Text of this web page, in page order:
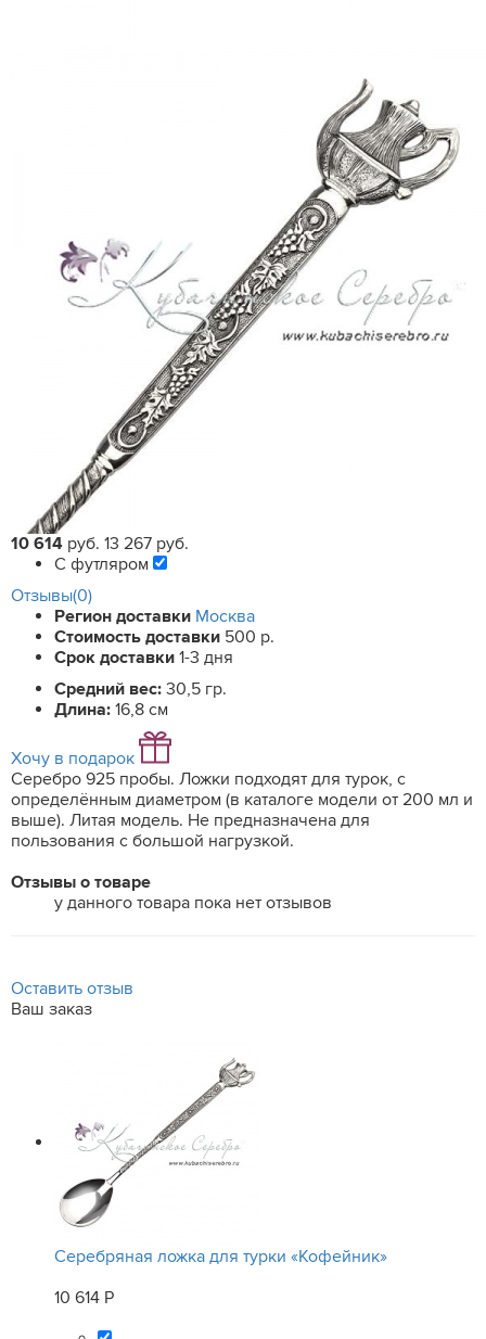
10 614 руб. 13 267 руб.
С футляром
Отзывы(0)
Регион доставки Москва
Стоимость доставки 500 р.
Срок доставки 1-3 дня
Средний вес: 30,5 гр.
Длина: 16,8 см
Хочу в подарок
Серебро 925 пробы. Ложки подходят для турок, с
определённым диаметром (в каталоге модели от 200 мл и
выше). Литая модель. Не предназначена для
пользования с большой нагрузкой.
Отзывы о товаре
у данного товара пока нет отзывов
Оставить отзыв
Ваш заказ
Серебряная ложка для турки «Кофейник»
10 614 Р